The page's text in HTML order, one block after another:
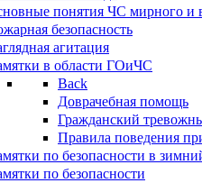
понятия ЧС мирного и
безопасность
агитация
в области ГОиЧС
Back
Доврачебная помощь
Гражданский
Правила поведения
по безопасности в
по безопасности